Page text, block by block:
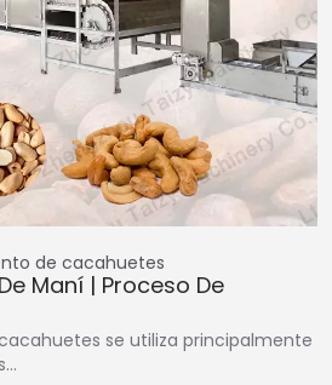
de cacahuetes
Maní | Proceso De
se utiliza principalmente